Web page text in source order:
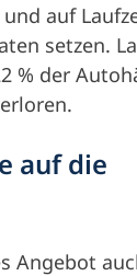
auf
setzen.
% der
auf die
Angebot